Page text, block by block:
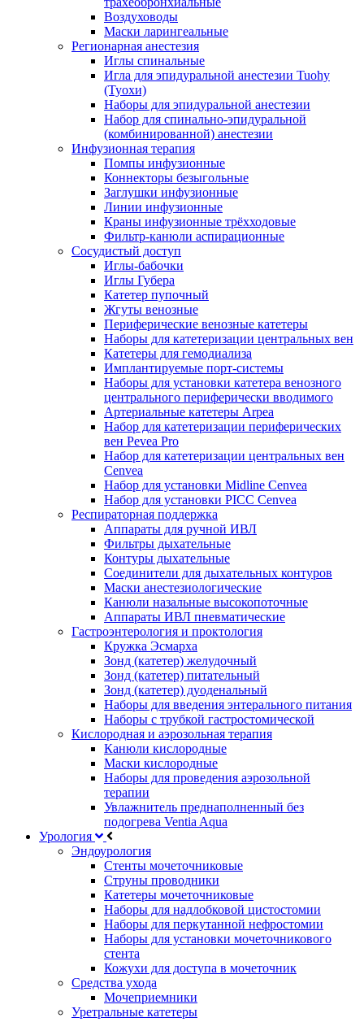
Воздуховоды
Маски ларингеальные
Регионарная анестезия
Иглы спинальные
Игла для эпидуральной анестезии Tuohy
(Туохи)
Наборы для эпидуральной анестезии
Набор для спинально-эпидуральной
(комбинированной) анестезии
Инфузионная терапия
Помпы инфузионные
Коннекторы безыгольные
Заглушки инфузионные
Линии инфузионные
Краны инфузионные трёхходовые
Фильтр-канюли аспирационные
Сосудистый доступ
Иглы-бабочки
Иглы Губера
Катетер пупочный
Жгуты венозные
Периферические венозные катетеры
Наборы для катетеризации центральных вен
Катетеры для гемодиализа
Имплантируемые порт‑системы
Наборы для установки катетера венозного
центрального периферически вводимого
Артериальные катетеры Arpea
Набор для катетеризации периферических
вен Pevea Pro
Набор для катетеризации центральных вен
Cenvea
Набор для установки Midline Cenvea
Набор для установки PICC Cenvea
Респираторная поддержка
Аппараты для ручной ИВЛ
Фильтры дыхательные
Контуры дыхательные
Соединители для дыхательных контуров
Маски анестезиологические
Канюли назальные высокопоточные
Аппараты ИВЛ пневматические
Гастроэнтерология и проктология
Кружка Эсмарха
Зонд (катетер) желудочный
Зонд (катетер) питательный
Зонд (катетер) дуоденальный
Наборы для введения энтерального питания
Наборы с трубкой гастростомической
Кислородная и аэрозольная терапия
Канюли кислородные
Маски кислородные
Наборы для проведения аэрозольной
терапии
Увлажнитель преднаполненный без
подогрева Ventia Aqua
Урология
Эндоурология
Стенты мочеточниковые
Струны проводники
Катетеры мочеточниковые
Наборы для надлобковой цистостомии
Наборы для перкутанной нефростомии
Наборы для установки мочеточникового
стента
Кожухи для доступа в мочеточник
Средства ухода
Мочеприемники
Уретральные катетеры